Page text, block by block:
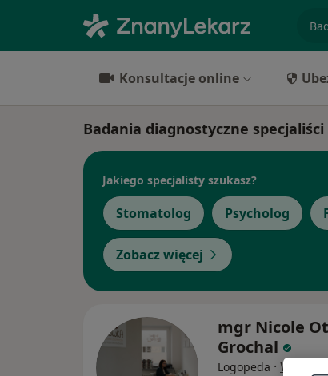
Konsultacje online
Badania diagnostyczne
Jakiego specjalisty szukasz?
Stomatolog Psycholog
Zobacz więcej
mgr Nicole
Grochal
Logopeda · Więcej